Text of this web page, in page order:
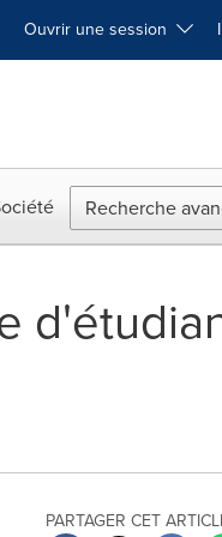
Ouvrir une session
Recherche
PARTAGER CET